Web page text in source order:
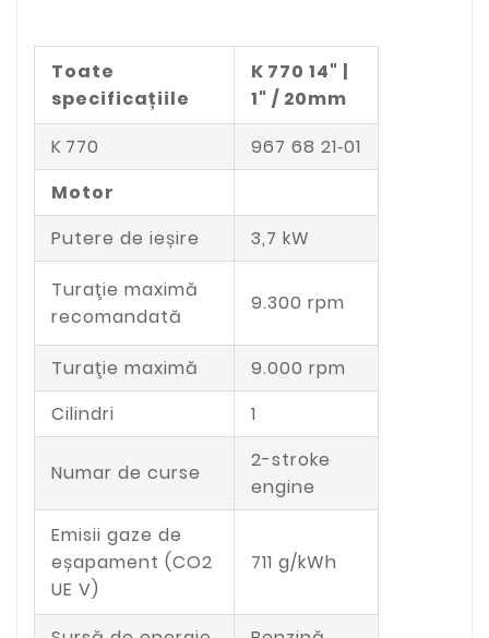
Toate
specificațiile
K 770 14" |
1" / 20mm
K 770
967 68 21‑01
Motor
Putere de ieșire
3,7 kW
Turaţie maximă
recomandată
9.300 rpm
Turaţie maximă
9.000 rpm
Cilindri
1
Numar de curse
2-stroke
engine
Emisii gaze de
eșapament (CO2
UE V)
711 g/kWh